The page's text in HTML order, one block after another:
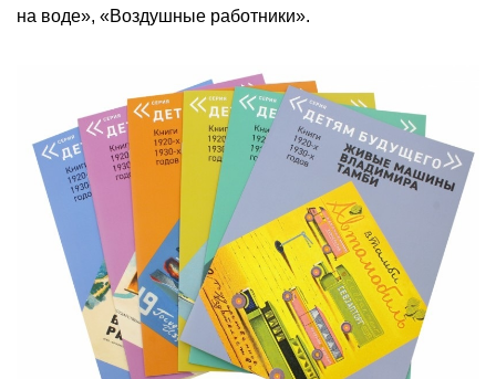
на воде», «Воздушные работники».